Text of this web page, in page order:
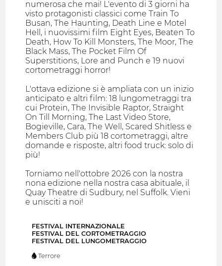
numerosa che mai! L'evento di 3 giorni ha
visto protagonisti classici come Train To
Busan, The Haunting, Death Line e Motel
Hell, i nuovissimi film Eight Eyes, Beaten To
Death, How To Kill Monsters, The Moor, The
Black Mass, The Pocket Film Of
Superstitions, Lore and Punch e 19 nuovi
cortometraggi horror!
L'ottava edizione si è ampliata con un inizio
anticipato e altri film: 18 lungometraggi tra
cui Protein, The Invisible Raptor, Straight
On Till Morning, The Last Video Store,
Bogieville, Cara, The Well, Scared Shitless e
Members Club più 18 cortometraggi, altre
domande e risposte, altri food truck: solo di
più!
Torniamo nell'ottobre 2026 con la nostra
nona edizione nella nostra casa abituale, il
Quay Theatre di Sudbury, nel Suffolk. Vieni
e unisciti a noi!
FESTIVAL INTERNAZIONALE
FESTIVAL DEL CORTOMETRAGGIO
FESTIVAL DEL LUNGOMETRAGGIO
Terrore